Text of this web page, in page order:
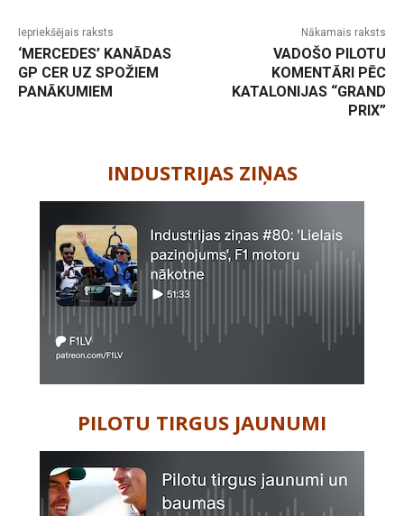
Iepriekšējais raksts
‘MERCEDES’ KANĀDAS
GP CER UZ SPOŽIEM
PANĀKUMIEM
Nākamais raksts
VADOŠO PILOTU
KOMENTĀRI PĒC
KATALONIJAS “GRAND
PRIX”
INDUSTRIJAS ZIŅAS
PILOTU TIRGUS JAUNUMI